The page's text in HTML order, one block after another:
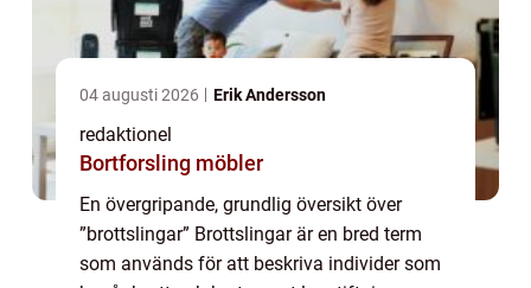
04 augusti 2026 Erik Andersson
redaktionel
Bortforsling möbler
En övergripande, grundlig översikt över
”brottslingar” Brottslingar är en bred term
som används för att beskriva individer som